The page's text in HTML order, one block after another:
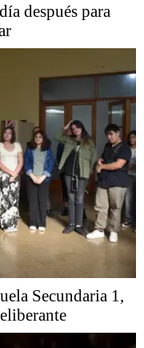
después para
Secundaria 1,